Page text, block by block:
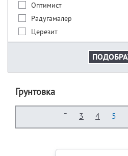
Оптимист
Радугамалер
Церезит
Грунтовка
¯ 3 4 5